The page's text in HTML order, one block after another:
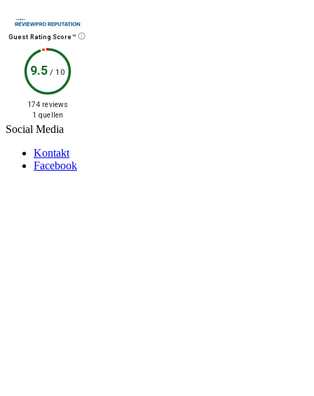
Guest Rating Score™
9.5/10
174 reviews
1 quellen
Social Media
Kontakt
Facebook